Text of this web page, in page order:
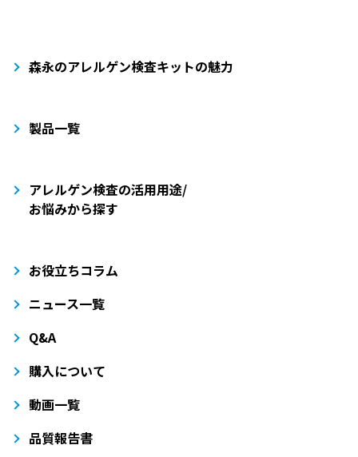
森永のアレルゲン検査キットの魅力
製品一覧
アレルゲン検査の活用用途/
お悩みから探す
お役立ちコラム
ニュース一覧
Q&A
購入について
動画一覧
品質報告書